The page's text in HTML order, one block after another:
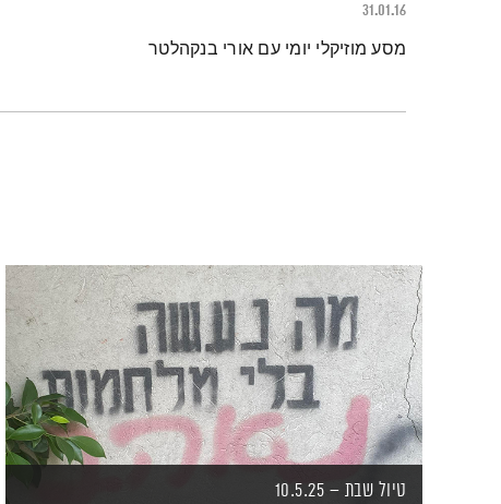
31.01.16
תמצית הפודקאסט
מסע מוזיקלי יומי עם אורי בנקהלטר
טיול שבת – 10.5.25